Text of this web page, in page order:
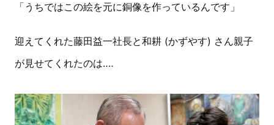
「うちではこの絵を元に銅像を作っているんです」
迎えてくれた藤田益一社長と和耕 (かずやす) さん親子
が見せてくれたのは‥‥